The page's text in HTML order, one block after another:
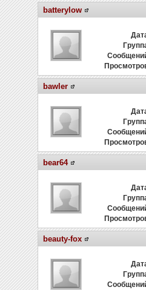
batterylow
bawler
bear64
beauty-fox